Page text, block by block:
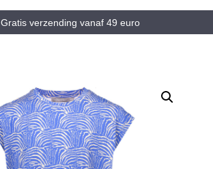
Gratis verzending vanaf 49 euro